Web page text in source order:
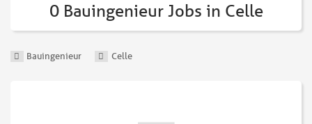
0 Bauingenieur Jobs in Celle
Bauingenieur Celle